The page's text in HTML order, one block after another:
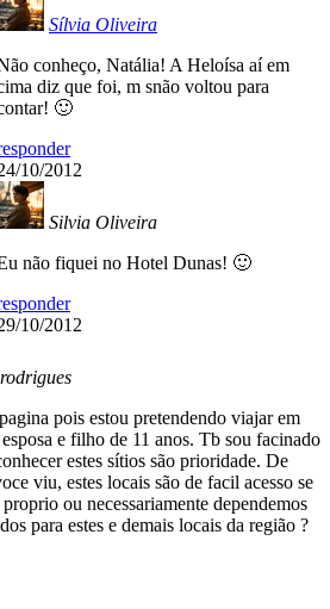
Sílvia Oliveira
conheço, Natália! A Heloísa aí em
diz que foi, m snão voltou para
🙂
10/2012
Silvia Oliveira
não fiquei no Hotel Dunas! 🙂
10/2012
pois estou pretendendo viajar em
e filho de 11 anos. Tb sou facinado
estes sítios são prioridade. De
viu, estes locais são de facil acesso se
ou necessariamente dependemos
para estes e demais locais da região ?